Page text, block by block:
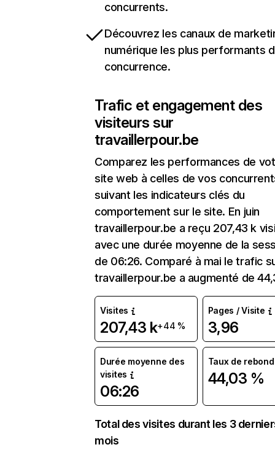
concurrents.
Découvrez les canaux de
numérique les plus performants
concurrence.
Trafic et engagement des
visiteurs sur
travaillerpour.be
Comparez les performances de
site web à celles de vos
suivant les indicateurs clés du
comportement sur le site. En juin
travaillerpour.be a reçu 207,43 k
avec une durée moyenne de la
de 06:26. Comparé à mai le trafic
travaillerpour.be a augmenté de
Visites
207,43 k+44 %
Pages / Visite
3,96
Durée moyenne des
visites
06:26
Taux de rebond
44,03 %
Total des visites durant les 3
mois